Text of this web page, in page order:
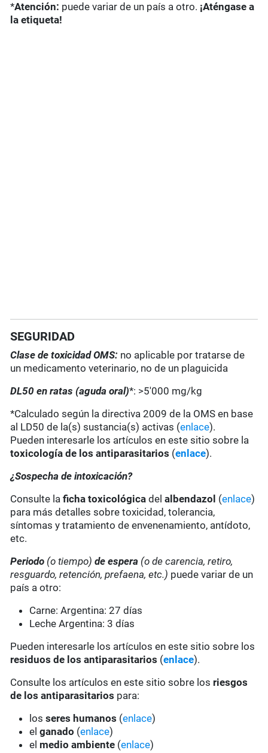
*Atención: puede variar de un país a otro. ¡Aténgase a
la etiqueta!
SEGURIDAD
Clase de toxicidad OMS: no aplicable por tratarse de
un medicamento veterinario, no de un plaguicida
DL50 en ratas (aguda oral)*: >5'000 mg/kg
*Calculado según la directiva 2009 de la OMS en base
al LD50 de la(s) sustancia(s) activas (enlace).
Pueden interesarle los artículos en este sitio sobre la
toxicología de los antiparasitarios (enlace).
¿Sospecha de intoxicación?
Consulte laficha toxicológica delalbendazol (enlace)
para más detalles sobre toxicidad, tolerancia,
síntomas y tratamiento de envenenamiento, antídoto,
etc.
Periodo (o tiempo) de espera (o de carencia, retiro,
resguardo, retención, prefaena, etc.) puede variar de un
país a otro:
Carne: Argentina: 27 días
Leche Argentina: 3 días
Pueden interesarle los artículos en este sitio sobre los
residuos de los antiparasitarios (enlace).
Consulte los artículos en este sitio sobre los riesgos
de los antiparasitarios para:
losseres humanos (enlace)
elganado (enlace)
el medio ambiente (enlace)